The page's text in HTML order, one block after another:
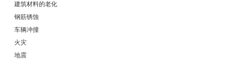
 建筑材料的老化
 钢筋锈蚀
 车辆冲撞
 火灾
 地震